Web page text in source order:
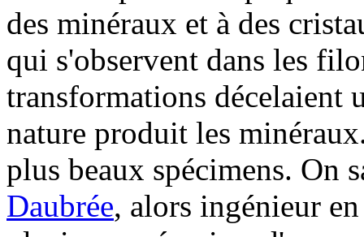
des minéraux et à des
qui s'observent dans les
transformations décelaient
nature produit les
plus beaux spécimens.
Daubrée, alors ingénieur